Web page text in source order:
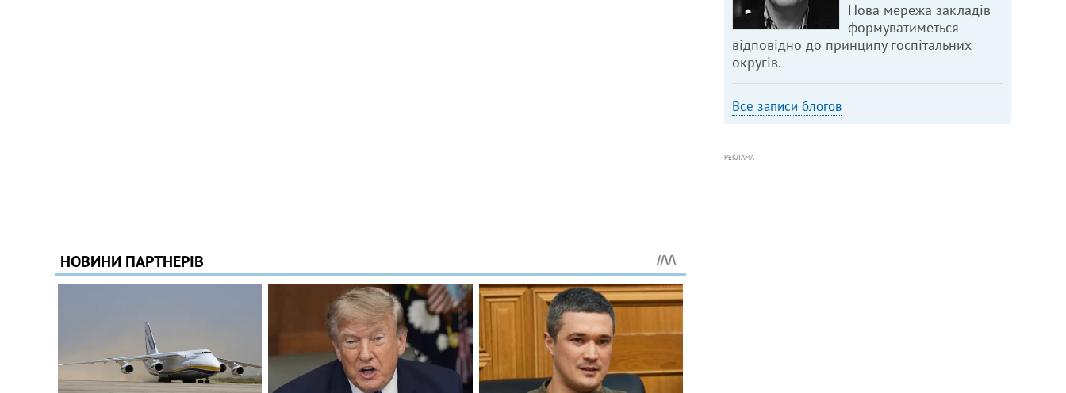
Нова мережа закладів
формуватиметься
відповідно до принципу госпітальних
округів.
Все записи блогов
РЕКЛАМА